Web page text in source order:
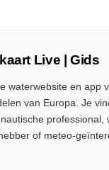
Live | Gids
waterwebsite en app
van Europa. Je
professional,
of meteo-